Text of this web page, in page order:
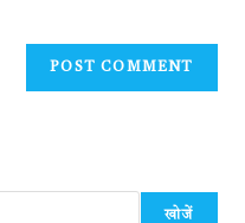
खोजें